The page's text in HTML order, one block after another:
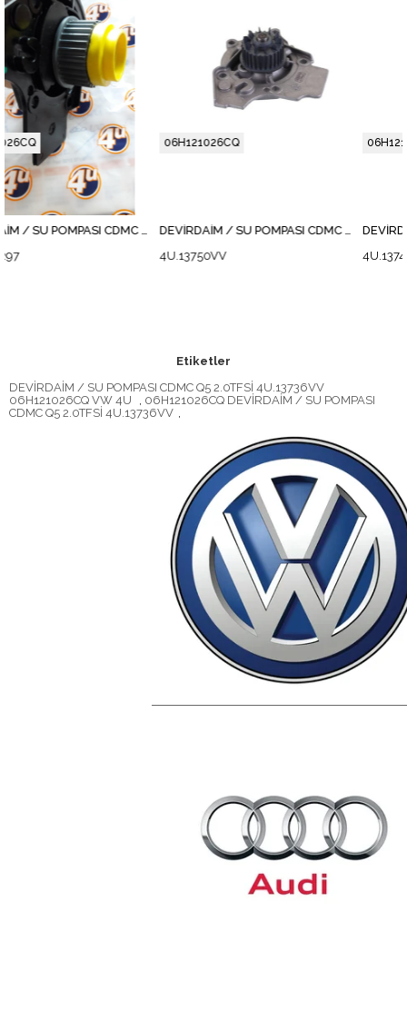
DEVİRDAİM / SU POMPASI CDMC Q5 2.0TFSİ
DEVİRDAİM / SU POMPASI CDMC Komple Q5 2.0 TFSI
06H121026CQ
Etiketler
DEVİRDAİM / SU POMPASI CDMC Q5 2.0TFSİ 4U.13736VV
06H121026CQ VW 4U
06H121026CQ DEVİRDAİM / SU POMPASI
CDMC Q5 2.0TFSİ 4U.13736VV